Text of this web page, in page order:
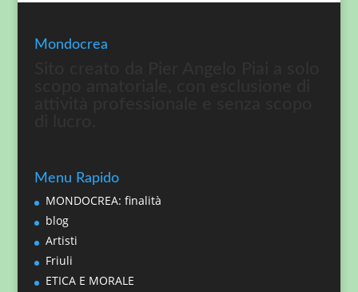
Mondocrea
Menu Rapido
MONDOCREA: finalità
blog
Artisti
Friuli
ETICA E MORALE